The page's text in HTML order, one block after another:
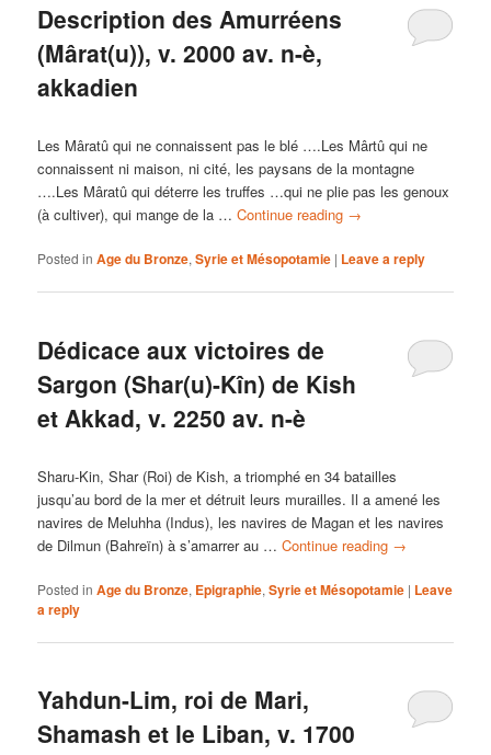
Description des Amurréens
(Mârat(u)), v. 2000 av. n-è,
akkadien
Les Mâratû qui ne connaissent pas le blé ….Les Mârtû qui ne
connaissent ni maison, ni cité, les paysans de la montagne
….Les Mâratû qui déterre les truffes …qui ne plie pas les genoux
(à cultiver), qui mange de la …Continue reading →
Posted in Age du Bronze,Syrie et Mésopotamie | Leave a reply
Dédicace aux victoires de
Sargon (Shar(u)-Kîn) de Kish
et Akkad, v. 2250 av. n-è
Sharu-Kin, Shar (Roi) de Kish, a triomphé en 34 batailles
jusqu’au bord de la mer et détruit leurs murailles. Il a amené les
navires de Meluhha (Indus), les navires de Magan et les navires
de Dilmun (Bahreïn) à s’amarrer au …Continue reading →
Posted in Age du Bronze, Epigraphie,Syrie et Mésopotamie | Leave
a reply
Yahdun-Lim, roi de Mari,
Shamash et le Liban, v. 1700